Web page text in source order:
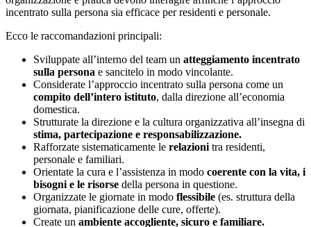
incentrato sulla persona sia efficace per residenti e personale.
Ecco le raccomandazioni principali:
Sviluppate all’interno del team un atteggiamento incentrato
sulla persona e sancitelo in modo vincolante.
Considerate l’approccio incentrato sulla persona come un
compito dell’intero istituto, dalla direzione all’economia
domestica.
Strutturate la direzione e la cultura organizzativa all’insegna di
stima, partecipazione e responsabilizzazione.
Rafforzate sistematicamente le relazioni tra residenti,
personale e familiari.
Orientate la cura e l’assistenza in modo coerente con la vita, i
bisogni e le risorse della persona in questione.
Organizzate le giornate in modo flessibile (es. struttura della
giornata, pianificazione delle cure, offerte).
Create un ambiente accogliente, sicuro e familiare.